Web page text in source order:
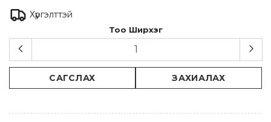
Хүргэлттэй
Тоо Ширхэг
САГСЛАХ ЗАХИАЛАХ